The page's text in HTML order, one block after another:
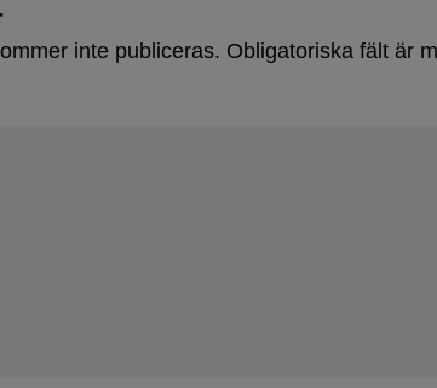
inte publiceras. Obligatoriska fält är